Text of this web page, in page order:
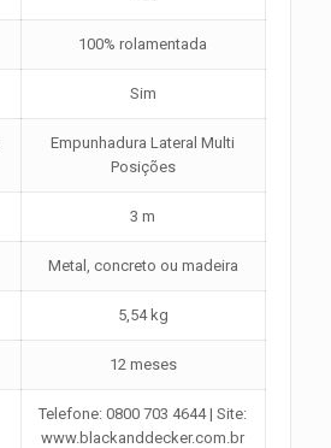
100% rolamentada
Sim
Empunhadura Lateral Multi
Posições
3 m
Metal, concreto ou madeira
5,54 kg
12 meses
Telefone: 0800 703 4644 | Site:
www.blackanddecker.com.br